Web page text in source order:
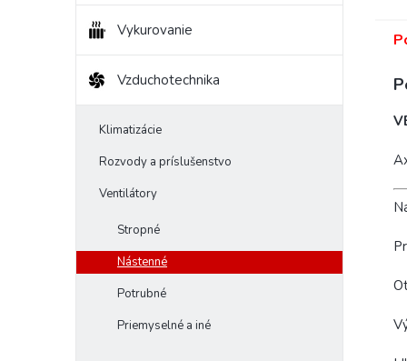
Vykurovanie
Vzduchotechnika
Klimatizácie
Rozvody a príslušenstvo
Ventilátory
Stropné
Nástenné
Potrubné
Priemyselné a iné